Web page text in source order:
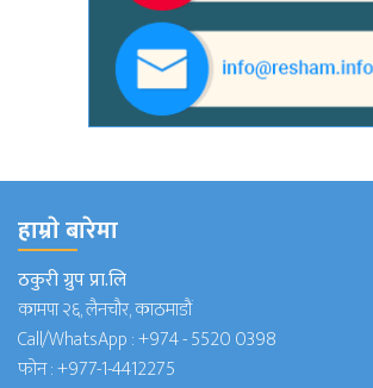
हाम्राे बारेमा
ठकुरी ग्रुप प्रा.लि
कामपा २६, लैनचौर, काठमाडौं
Call/WhatsApp :+974 - 5520 0398
फोन :+977-1-4412275